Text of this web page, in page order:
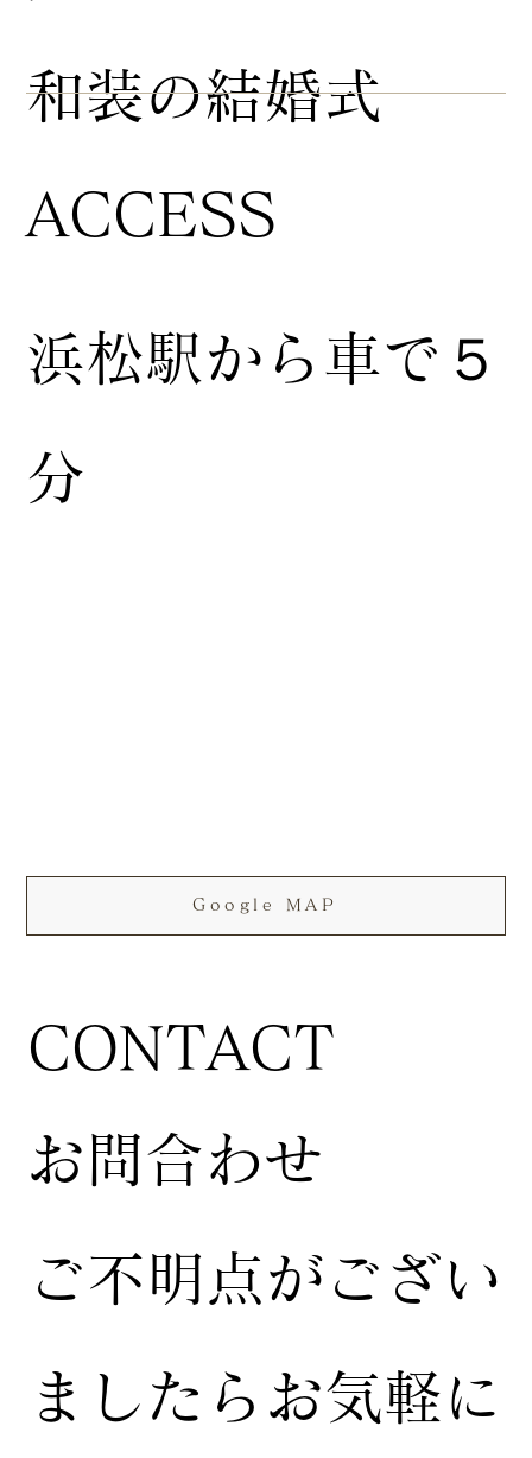
​和装の結婚式
お問合わせ
ご不明点がござい
ましたらお気軽に
浜松駅から車で５
分
ACCESS
Google MAP
CONTACT